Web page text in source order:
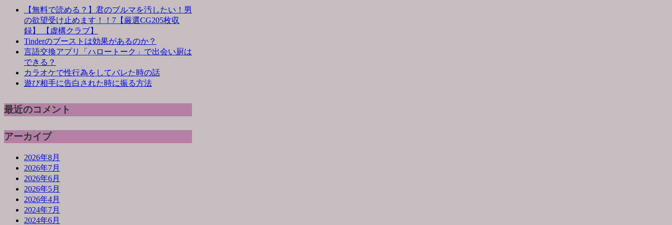
【無料で読める？】君のブルマを汚したい！男
の欲望受け止めます！！7【厳選CG205枚収
録】 【虚構クラブ】
Tinderのブーストは効果があるのか？
言語交換アプリ「ハロートーク」で出会い厨は
できる？
カラオケで性行為をしてバレた時の話
遊び相手に告白された時に振る方法
最近のコメント
アーカイブ
2026年8月
2026年7月
2026年6月
2026年5月
2026年4月
2024年7月
2024年6月